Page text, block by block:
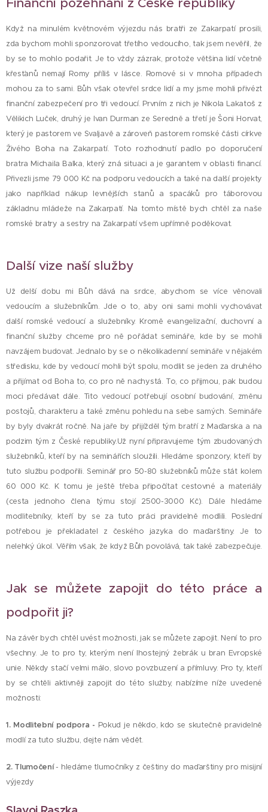
Finanční požehnání z České republiky
Když na minulém květnovém výjezdu nás bratři ze Zakarpatí prosili,
zda bychom mohli sponzorovat třetího vedoucího, tak jsem nevěřil, že
by se to mohlo podařit. Je to vždy zázrak, protože většina lidí včetně
křesťanů nemají Romy příliš v lásce. Romové si v mnoha případech
mohou za to sami. Bůh však otevřel srdce lidí a my jsme mohli přivézt
finanční zabezpečení pro tři vedoucí. Prvním z nich je Nikola Lakatoš z
Vělikich Luček, druhý je Ivan Durman ze Seredně a třetí je Šoni Horvat,
který je pastorem ve Svaljavě a zároveň pastorem romské části církve
Živého Boha na Zakarpatí. Toto rozhodnutí padlo po doporučení
bratra Michaila Balka, který zná situaci a je garantem v oblasti financí.
Přivezli jsme 79 000 Kč na podporu vedoucích a také na další projekty
jako například nákup levnějších stanů a spacáků pro táborovou
základnu mládeže na Zakarpatí. Na tomto místě bych chtěl za naše
romské bratry a sestry na Zakarpatí všem upřímně poděkovat.
Další vize naší služby
Už delší dobu mi Bůh dává na srdce, abychom se více věnovali
vedoucím a služebníkům. Jde o to, aby oni sami mohli vychovávat
další romské vedoucí a služebníky. Kromě evangelizační, duchovní a
finanční služby chceme pro ně pořádat semináře, kde by se mohli
navzájem budovat. Jednalo by se o několikadenní semináře v nějakém
středisku, kde by vedoucí mohli být spolu, modlit se jeden za druhého
a přijímat od Boha to, co pro ně nachystá. To, co přijmou, pak budou
moci předávat dále. Tito vedoucí potřebují osobní budování, změnu
postojů, charakteru a také změnu pohledu na sebe samých. Semináře
by byly dvakrát ročně. Na jaře by přijížděl tým bratří z Maďarska a na
podzim tým z České republiky.Už nyní připravujeme tým zbudovaných
služebníků, kteří by na seminářích sloužili. Hledáme sponzory, kteří by
tuto službu podpořili. Seminář pro 50-80 služebníků může stát kolem
60 000 Kč. K tomu je ještě třeba připočítat cestovné a materiály
(cesta jednoho člena týmu stojí 2500-3000 Kč). Dále hledáme
modlitebníky, kteří by se za tuto práci pravidelně modlili. Poslední
potřebou je překladatel z českého jazyka do maďarštiny. Je to
nelehký úkol. Věřím však, že když Bůh povolává, tak také zabezpečuje.
Jak se můžete zapojit do této práce a
podpořit ji?
Na závěr bych chtěl uvést možnosti, jak se můžete zapojit. Není to pro
všechny. Je to pro ty, kterým není lhostejný žebrák u bran Evropské
unie. Někdy stačí velmi málo, slovo povzbuzení a přímluvy. Pro ty, kteří
by se chtěli aktivněji zapojit do této služby, nabízíme níže uvedené
možnosti:
1. Modlitební podpora - Pokud je někdo, kdo se skutečně pravidelně
modlí za tuto službu, dejte nám vědět.
2. Tlumočení- hledáme tlumočníky z češtiny do maďarštiny pro misijní
výjezdy